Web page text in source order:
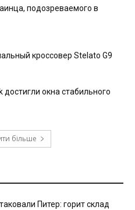
подозреваемого в
кроссовер Stelato G9
достигли окна стабильного
більше
Питер: горит склад